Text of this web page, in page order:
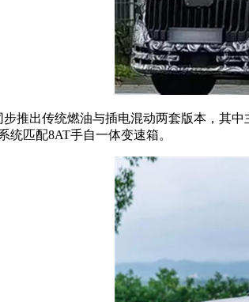
出传统燃油与插电混动两套版本，其中
统匹配8AT手自一体变速箱。